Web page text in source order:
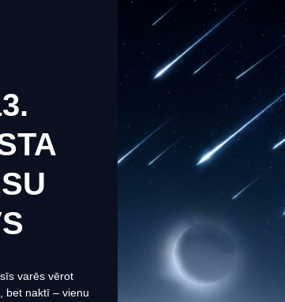
файлы cookie, чтобы обеспечить вам
использование нашего веб-сайта.
cookies
G_150-2825019 Lineaeffe
42.96€
varēs vērot
bet naktī – vienu